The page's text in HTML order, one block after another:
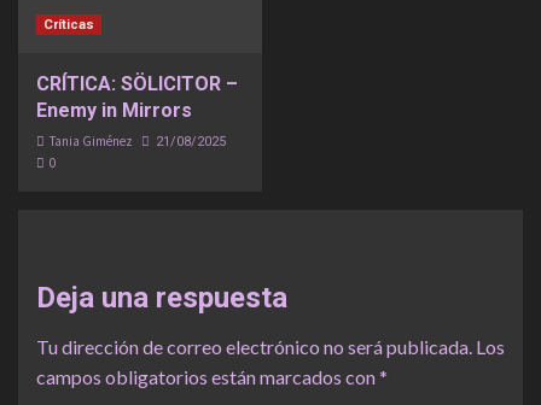
Críticas
CRÍTICA: SÖLICITOR –
Enemy in Mirrors
Tania Giménez 21/08/2025
0
Deja una respuesta
Tu dirección de correo electrónico no será publicada. Los
campos obligatorios están marcados con*